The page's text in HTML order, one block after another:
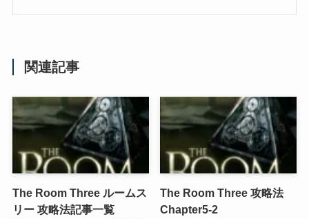
関連記事
The Room Three ルームス
リー 攻略法記事一覧
The Room Three 攻略法
Chapter5-2